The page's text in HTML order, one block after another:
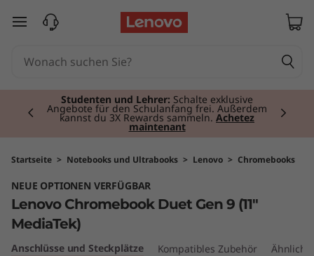
o
C
h
zum Hauptinhalt springen
Studenten und Lehrer: Schalte exklusive
Angebote für den Schulanfang frei. Außerdem
kannst du 3X Rewards sammeln. Achetez
maintenant
Currently displaying item 2 of 3
Startseite > Notebooks und Ultrabooks > Lenovo > Chromebooks
NEUE OPTIONEN VERFÜGBAR
Lenovo Chromebook Duet Gen 9 (11"
MediaTek)
Anschlüsse und Steckplätze Kompatibles Zubehör